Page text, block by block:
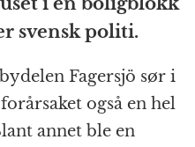
g
r
a
m
t
l
svensk politi.
Fagersjö sør i
også en hel
annet ble en